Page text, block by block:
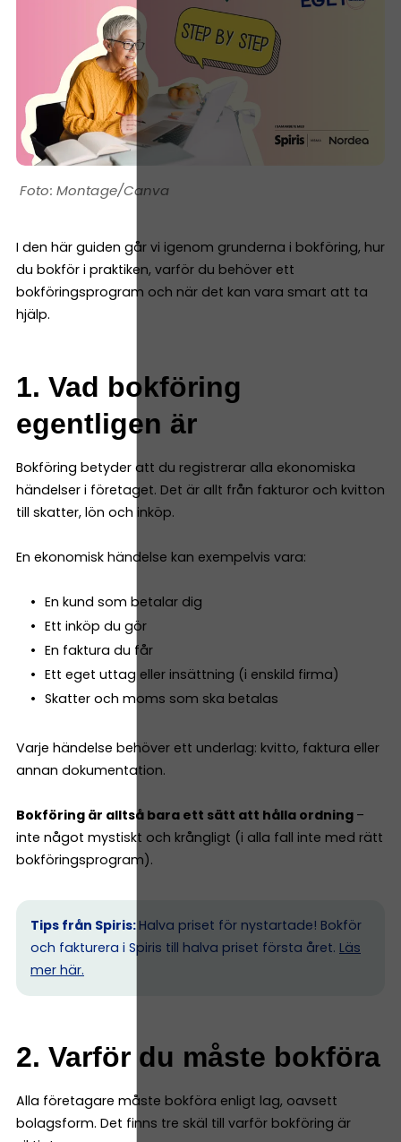
Montage/Canva
I den här guiden går vi igenom grunderna i bokföring, hur
du bokför i praktiken, varför du behöver ett
bokföringsprogram och när det kan vara smart att ta
hjälp.
1. Vad bokföring
egentligen är
Bokföring betyder att du registrerar alla ekonomiska
händelser i företaget. Det är allt från fakturor och kvitton
till skatter, lön och inköp.
En ekonomisk händelse kan exempelvis vara:
En kund som betalar dig
Ett inköp du gör
En faktura du får
Ett eget uttag eller insättning (i enskild firma)
Skatter och moms som ska betalas
Varje händelse behöver ett underlag: kvitto, faktura eller
annan dokumentation.
Bokföring är alltså bara ett sätt att hålla ordning –
inte något mystiskt och krångligt (i alla fall inte med rätt
bokföringsprogram).
Tips från Spiris: Halva priset för nystartade! Bokför
och fakturera i Spiris till halva priset första året. Läs
mer här.
2. Varför du måste bokföra
Alla företagare måste bokföra enligt lag, oavsett
bolagsform. Det finns tre skäl till varför bokföring är